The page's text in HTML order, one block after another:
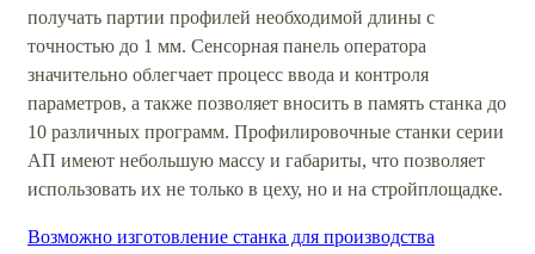
получать партии профилей необходимой длины с
точностью до 1 мм. Сенсорная панель оператора
значительно облегчает процесс ввода и контроля
параметров, а также позволяет вносить в память станка до
10 различных программ. Профилировочные станки серии
АП имеют небольшую массу и габариты, что позволяет
использовать их не только в цеху, но и на стройплощадке.
Возможно изготовление станка для производства